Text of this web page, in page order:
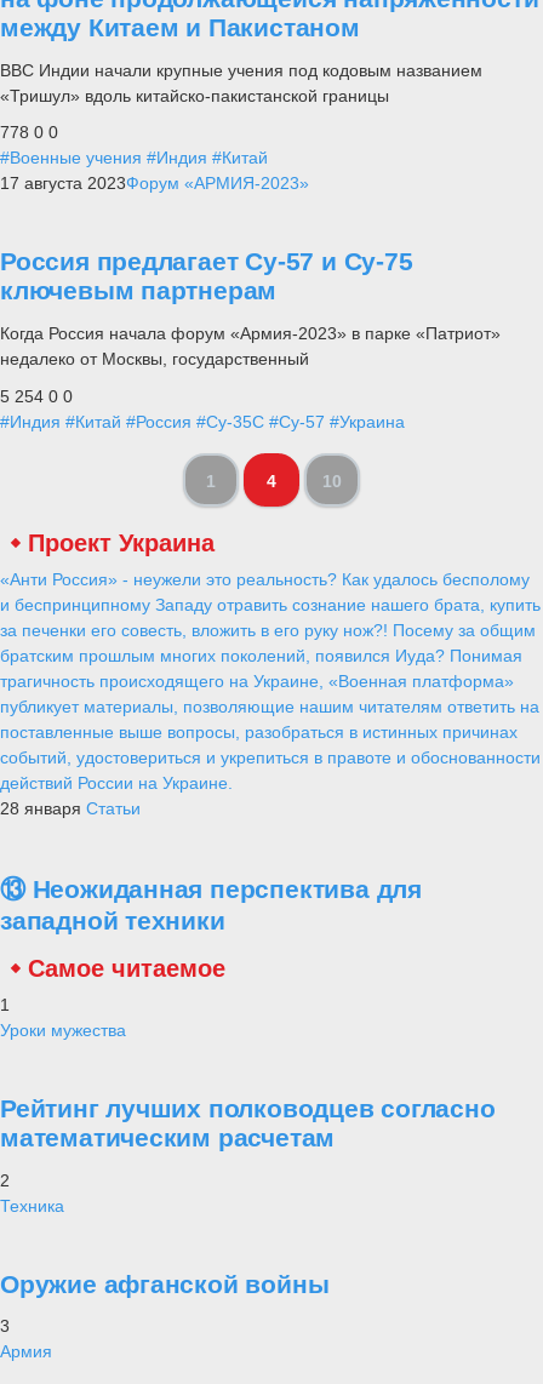
между Китаем и Пакистаном
ВВС Индии начали крупные учения под кодовым названием
«Тришул» вдоль китайско-пакистанской границы
778 0 0
#Военные учения #Индия #Китай
17 августа 2023Форум «АРМИЯ-2023»
Россия предлагает Су-57 и Су-75
ключевым партнерам
Когда Россия начала форум «Армия-2023» в парке «Патриот»
недалеко от Москвы, государственный
5 254 0 0
#Индия #Китай #Россия #Су-35С #Су-57 #Украина
1 4 10
Проект Украина
«Анти Россия» - неужели это реальность? Как удалось бесполому
и беспринципному Западу отравить сознание нашего брата, купить
за печенки его совесть, вложить в его руку нож?! Посему за общим
братским прошлым многих поколений, появился Иуда? Понимая
трагичность происходящего на Украине, «Военная платформа»
публикует материалы, позволяющие нашим читателям ответить на
поставленные выше вопросы, разобраться в истинных причинах
событий, удостовериться и укрепиться в правоте и обоснованности
действий России на Украине.
28 января Статьи
⑬ Неожиданная перспектива для
западной техники
Самое читаемое
1
Уроки мужества
Рейтинг лучших полководцев согласно
математическим расчетам
2
Техника
Оружие афганской войны
3
Армия